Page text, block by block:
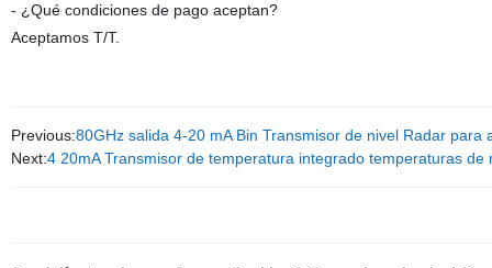
- ¿Qué condiciones de pago aceptan?
Aceptamos T/T.
Previous:80GHz salida 4-20 mA Bin Transmisor de nivel Radar para
Next:4 20mA Transmisor de temperatura integrado temperaturas